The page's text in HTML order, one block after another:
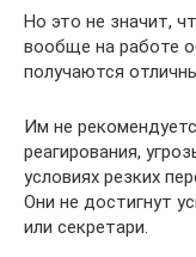
Но это не значит,
вообще на работе
получаются
Им не
реагирования,
условиях резких
Они не достигнут
или секретари.